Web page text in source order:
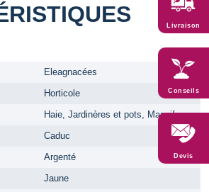
Eleagnacées
Horticole
Haie, Jardinères et pots, Massifs
Caduc
Argenté
Jaune
Livraison
Conseils
Devis